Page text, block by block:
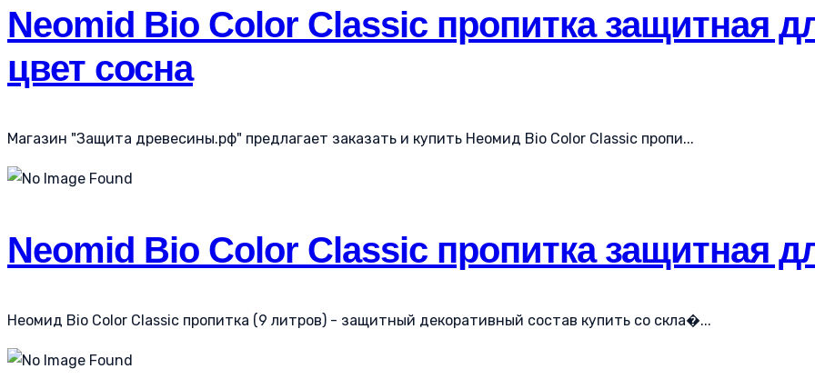
Neomid Bio Color Classic пропитка защитная
цвет сосна
Магазин "Защита древесины.рф" предлагает заказать и купить Неомид Bio Color Classic пропи...
Neomid Bio Color Classic пропитка защитная
Неомид Bio Color Classic пропитка (9 литров) - защитный декоративный состав купить со скла�...